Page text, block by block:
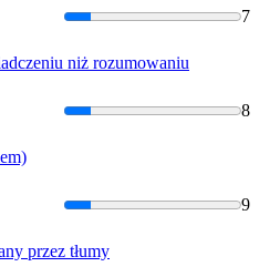
7
niż rozumowaniu
8
9
przez tłumy